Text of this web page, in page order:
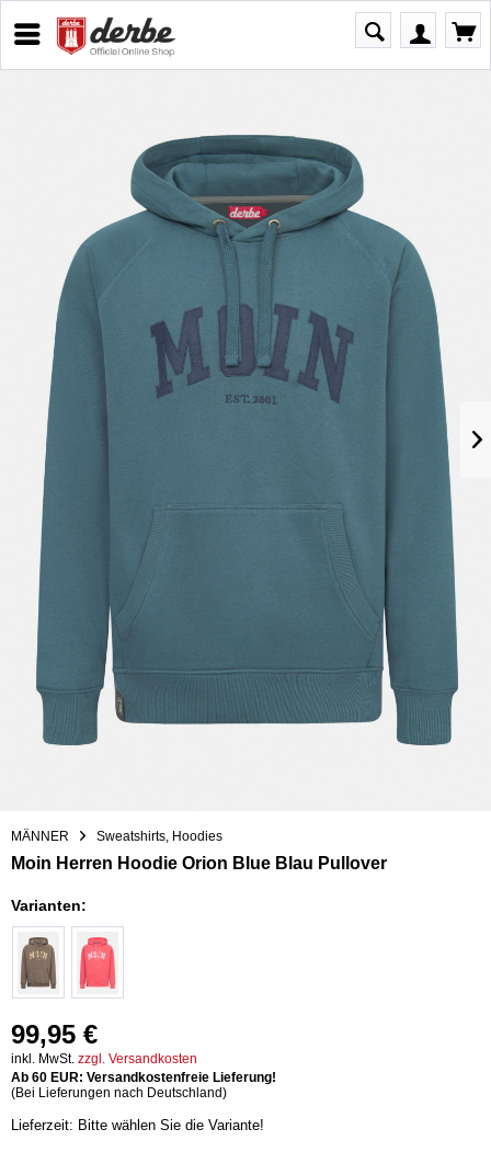
MÄNNER Sweatshirts, Hoodies
Moin Herren Hoodie Orion Blue Blau Pullover
Varianten:
99,95 €
inkl. MwSt. zzgl. Versandkosten
Ab 60 EUR: Versandkostenfreie Lieferung!
(Bei Lieferungen nach Deutschland)
Lieferzeit: Bitte wählen Sie die Variante!